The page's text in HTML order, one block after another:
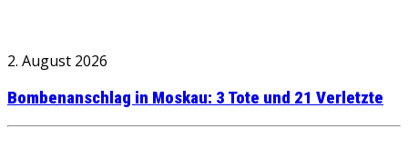
2. August 2026
Bombenanschlag in Moskau: 3 Tote und 21 Verletzte